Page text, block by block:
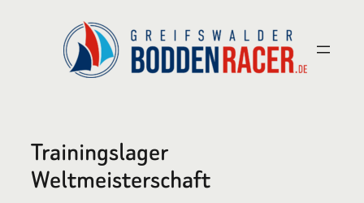
Trainingslager
Weltmeisterschaft